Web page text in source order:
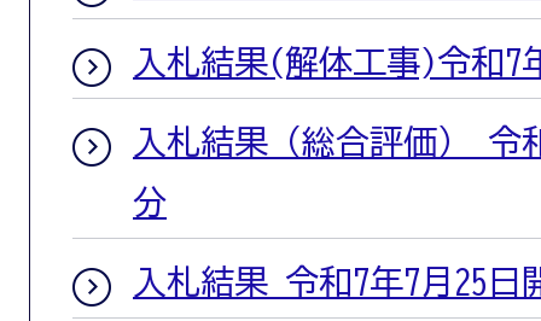
入札結果(解体工事)令和7
入札結果（総合評価） 令
分
入札結果 令和7年7月25日